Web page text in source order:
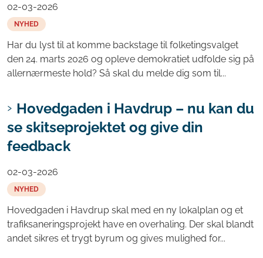
02-03-2026
NYHED
Har du lyst til at komme backstage til folketingsvalget
den 24. marts 2026 og opleve demokratiet udfolde sig på
allernærmeste hold? Så skal du melde dig som til...
Hovedgaden i Havdrup – nu kan du
se skitseprojektet og give din
feedback
02-03-2026
NYHED
Hovedgaden i Havdrup skal med en ny lokalplan og et
trafiksaneringsprojekt have en overhaling. Der skal blandt
andet sikres et trygt byrum og gives mulighed for...